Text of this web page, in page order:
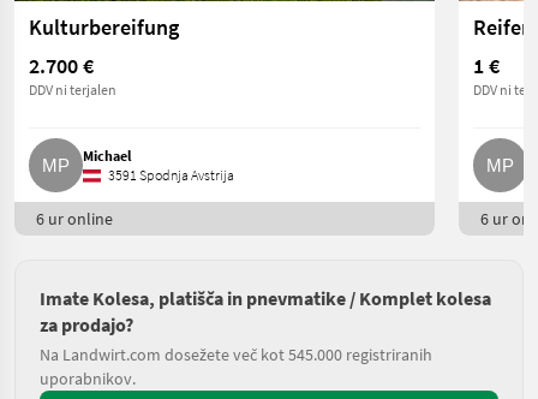
Kulturbereifung
2.700 €
DDV ni terjalen
Michael
3591 Spodnja Avstrija
6 ur online
Reifen
1 €
DDV ni
6 ur
Imate Kolesa, platišča in pnevmatike / Komplet kolesa
za prodajo?
Na Landwirt.com dosežete več kot 545.000 registriranih
uporabnikov.